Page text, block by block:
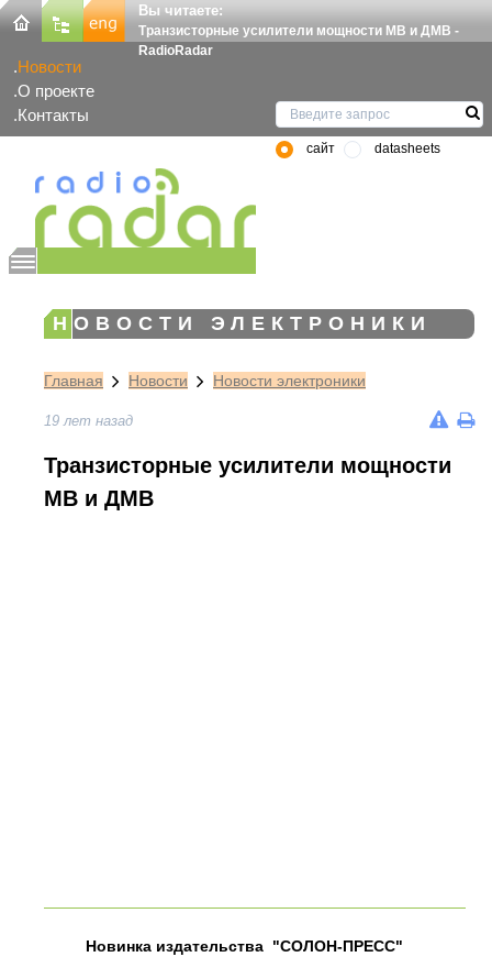
Вы читаете:
Транзисторные усилители мощности МВ и ДМВ -
RadioRadar
Новости
О проекте
Контакты
сайт datasheets
НОВОСТИ ЭЛЕКТРОНИКИ
Главная Новости Новости электроники
19 лет назад
Транзисторные усилители мощности
МВ и ДМВ
Новинка издательства "СОЛОН-ПРЕСС"